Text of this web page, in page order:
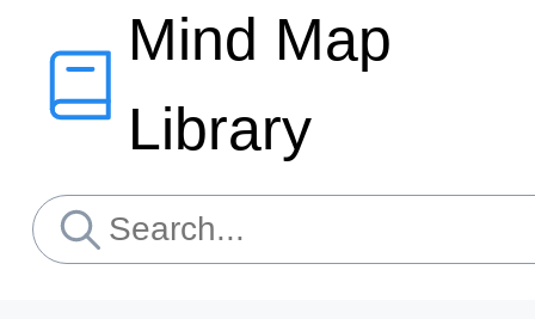
Mind Map
Library